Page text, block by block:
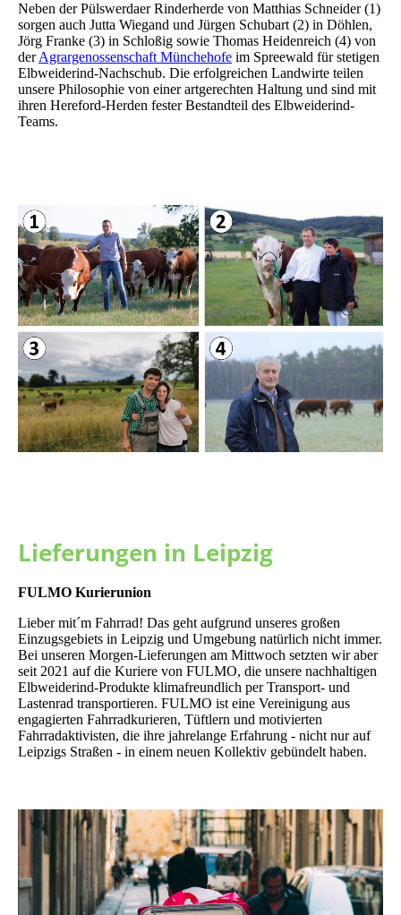
Neben der Pülswerdaer Rinderherde von Matthias Schneider (1)
sorgen auch Jutta Wiegand und Jürgen Schubart (2) in Döhlen,
Jörg Franke (3) in Schloßig sowie Thomas Heidenreich (4) von
derAgrargenossenschaft Münchehofe im Spreewald für stetigen
Elbweiderind-Nachschub. Die erfolgreichen Landwirte teilen
unsere Philosophie von einer artgerechten Haltung und sind mit
ihren Hereford-Herden fester Bestandteil des Elbweiderind-
Teams.
Lieferungen in Leipzig
FULMO Kurierunion
Lieber mit´m Fahrrad! Das geht aufgrund unseres großen
Einzugsgebiets in Leipzig und Umgebung natürlich nicht immer.
Bei unseren Morgen-Lieferungen am Mittwoch setzten wir aber
seit 2021 auf die Kuriere von FULMO, die unsere nachhaltigen
Elbweiderind-Produkte klimafreundlich per Transport- und
Lastenrad transportieren. FULMO ist eine Vereinigung aus
engagierten Fahrradkurieren, Tüftlern und motivierten
Fahrradaktivisten, die ihre jahrelange Erfahrung - nicht nur auf
Leipzigs Straßen - in einem neuen Kollektiv gebündelt haben.